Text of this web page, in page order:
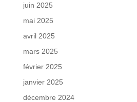
juin 2025
mai 2025
avril 2025
mars 2025
février 2025
janvier 2025
décembre 2024